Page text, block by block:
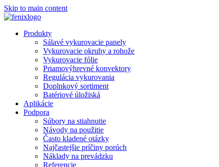
Skip to main content
Produkty
Sálavé vykurovacie panely
Vykurovacie okruhy a rohože
Vykurovacie fólie
Priamovýhrevné konvektory
Regulácia vykurovania
Doplnkový sortiment
Batériové úložiská
Aplikácie
Podpora
Súbory na stiahnutie
Návody na použitie
Často kladené otázky
Najčastejšie príčiny porúch
Náklady na prevádzku
Referencie